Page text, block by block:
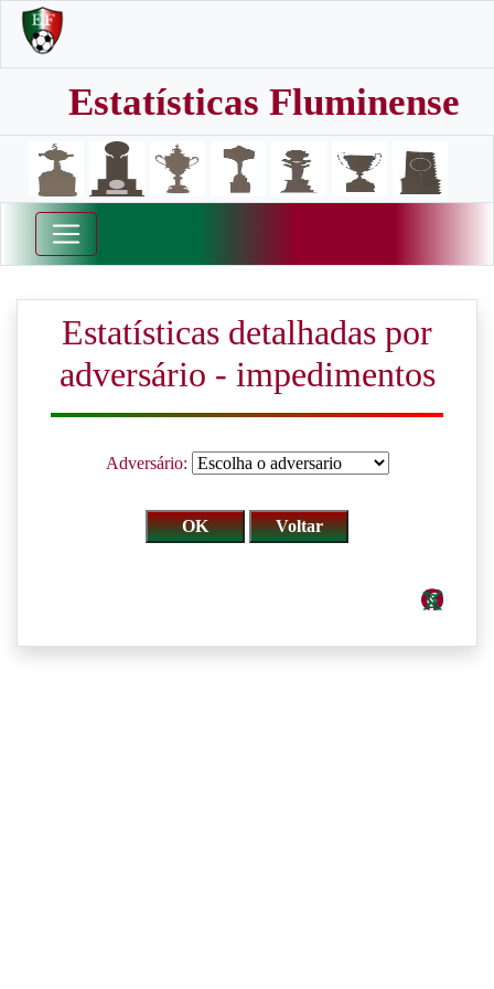
Estatísticas Fluminense
Estatísticas detalhadas por
adversário - impedimentos
Adversário: